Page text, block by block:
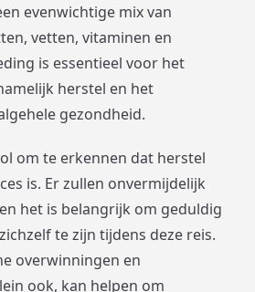
evenwichtige mix van
vetten, vitaminen en
is essentieel voor het
herstel en het
gezondheid.
om te erkennen dat herstel
is. Er zullen onvermijdelijk
het is belangrijk om geduldig
te zijn tijdens deze reis.
overwinningen en
ook, kan helpen om